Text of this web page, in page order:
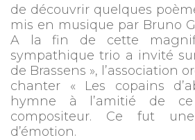
de découvrir quelques
mis en musique par Bruno
A la fin de cette
sympathique trio a invité
de Brassens », l’association
chanter « Les copains
hymne à l’amitié de
compositeur. Ce fut
d’émotion.